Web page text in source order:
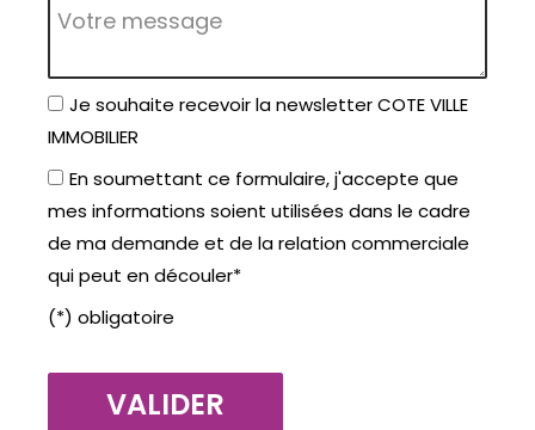
Votre message :
Je souhaite recevoir la newsletter COTE VILLE
IMMOBILIER
En soumettant ce formulaire, j'accepte que
mes informations soient utilisées dans le cadre
de ma demande et de la relation commerciale
qui peut en découler*
(*) obligatoire